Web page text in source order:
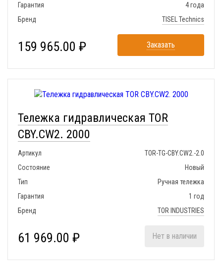
Гарантия
4 года
Бренд
TISEL Technics
159 965.00 ₽ Заказать
Тележка гидравлическая TOR
CBY.CW2. 2000
Артикул
TOR-TG-CBY.CW2.-2.0
Состояние
Новый
Тип
Ручная тележка
Гарантия
1 год
Бренд
TOR INDUSTRIES
61 969.00 ₽ Нет в наличии